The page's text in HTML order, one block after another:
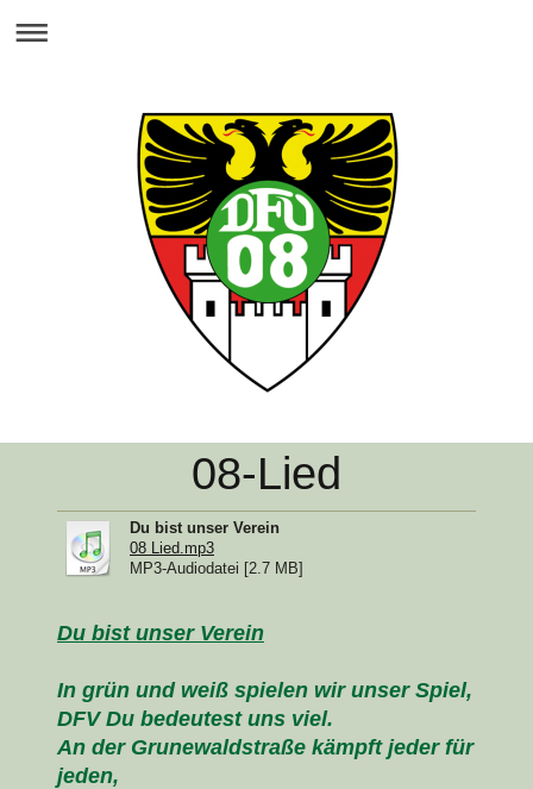
08-Lied
Du bist unser Verein
08 Lied.mp3
MP3-Audiodatei [2.7 MB]
Du bist unser Verein
In grün und weiß spielen wir unser Spiel,
DFV Du bedeutest uns viel.
An der Grunewaldstraße kämpft jeder für
jeden,